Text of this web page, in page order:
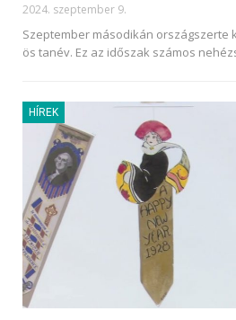
2024. szeptember 9.
Szeptember másodikán országszerte
ös tanév. Ez az időszak számos
HÍREK